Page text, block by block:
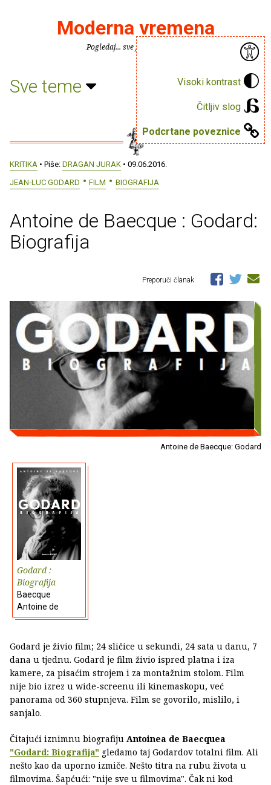
Visoki kontrast
Čitljiv slog
Podcrtane poveznice
Moderna vremena
Pogledaj... sve je puno knjiga.
Sve teme
KRITIKA • Piše: DRAGAN JURAK • 09.06.2016.
JEAN-LUC GODARD
FILM BIOGRAFIJA
Antoine de Baecque : Godard:
Biografija
Preporuči članak
Antoine de Baecque: Godard
Godard :
Biografija
Baecque
Antoine de
Godard je živio film; 24 sličice u sekundi, 24 sata u danu, 7
dana u tjednu. Godard je film živio ispred platna i iza
kamere, za pisaćim strojem i za montažnim stolom. Film
nije bio izrez u wide-screenu ili kinemaskopu, već
panorama od 360 stupnjeva. Film se govorilo, mislilo, i
sanjalo.
Čitajući iznimnu biografiju Antoinea de Baecquea
"Godard: Biografija" gledamo taj Godardov totalni film. Ali
nešto kao da uporno izmiče. Nešto titra na rubu života u
filmovima. Šapćući: "nije sve u filmovima". Čak ni kod